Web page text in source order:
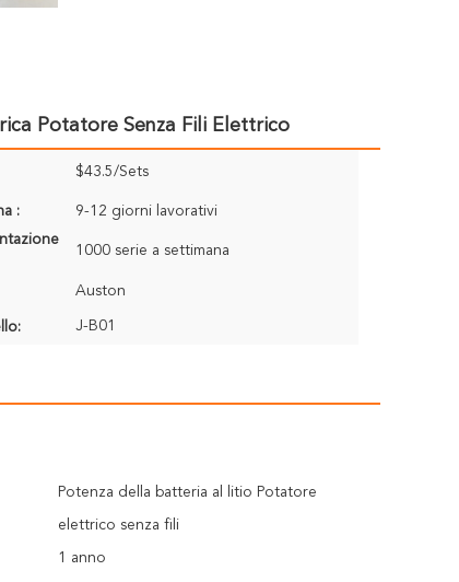
Potatore Senza Fili Elettrico
$43.5/Sets
: 9-12 giorni lavorativi
1000 serie a settimana
Auston
J-B01
Potenza della batteria al litio Potatore
elettrico senza fili
1 anno